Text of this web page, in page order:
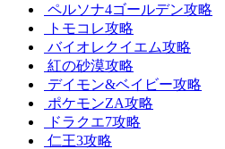
ペルソナ4ゴールデン攻略
トモコレ攻略
バイオレクイエム攻略
紅の砂漠攻略
デイモン&ベイビー攻略
ポケモンZA攻略
ドラクエ7攻略
仁王3攻略